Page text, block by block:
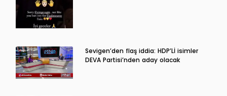
Sevigen’den flaş iddia: HDP’Lİ isimler
DEVA Partisi’nden aday olacak